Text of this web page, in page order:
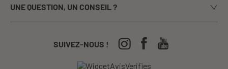
La presse en parle
Nos Festivals
Paiement sécurisé
Echanges / Retours
UNE QUESTION, UN CONSEIL ?
Appelez-nous du lundi au vendredi de 9h00 à 17h00
04-50-63-93-44
SUIVEZ-NOUS !